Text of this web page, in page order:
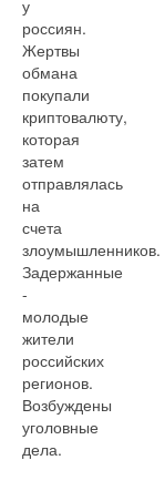
у
россиян.
Жертвы
обмана
покупали
криптовалюту,
которая
затем
отправлялась
на
счета
злоумышленников.
Задержанные
-
молодые
жители
российских
регионов.
Возбуждены
уголовные
дела.